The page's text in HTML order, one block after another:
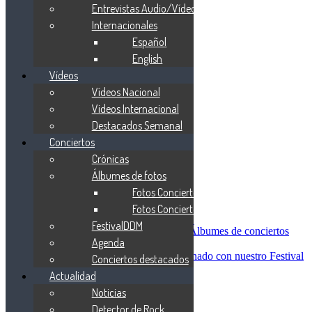
Blind Guardian
Metallica
Redemption
Saratoga
Vanden Plas
Entrevistas
Nacionales
Entrevistas Audio/Vídeo
Internacionales
Español
English
Vídeos
Vídeos Nacional
Videos Internacional
Destacados Semanal
Crónicas
Álbumes de fotos
Fotos Conciertos 2026
Álbumes de conciertos
Fotos Conciertos 2027
FestivalDDMTodas lo relacionado con nuestro Festival
Dioses del Metal
Agenda
Conciertos destacados
Actualidad
Entrevistas Audio/Vídeo
Internacionales
Español
English
Vídeos
Vídeos Nacional
Videos Internacional
Destacados Semanal
Conciertos
Crónicas
Álbumes de fotos
Fotos Conciertos 2026
Fotos Conciertos 2027
FestivalDDM
Agenda
Conciertos destacados
Actualidad
Noticias
Detector de Rock